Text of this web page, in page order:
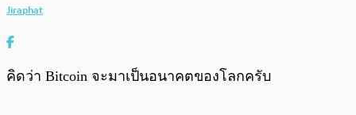
Jiraphat
คิดว่า Bitcoin จะมาเป็นอนาคตของโลกครับ